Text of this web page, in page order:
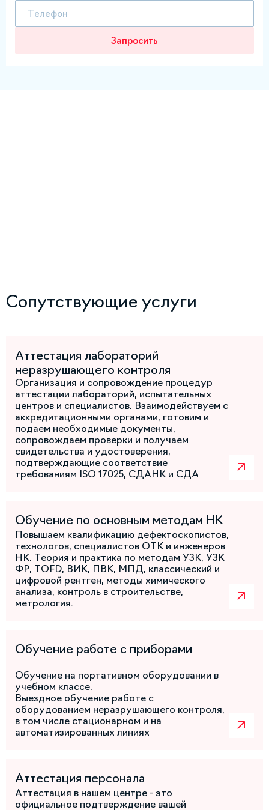
Запросить
Сопутствующие услуги
Аттестация лабораторий
неразрушающего контроля
Организация и сопровождение процедур
аттестации лабораторий, испытательных
центров и специалистов. Взаимодействуем с
аккредитационными органами, готовим и
подаем необходимые документы,
сопровождаем проверки и получаем
свидетельства и удостоверения,
подтверждающие соответствие
требованиям ISO 17025, СДАНК и СДА
Обучение по основным методам НК
Повышаем квалификацию дефектоскопистов,
технологов, специалистов ОТК и инженеров
НК. Теория и практика по методам УЗК, УЗК
ФР, TOFD, ВИК, ПВК, МПД, классический и
цифровой рентген, методы химического
анализа, контроль в строительстве,
метрология.
Обучение работе с приборами
Обучение на портативном оборудовании в
учебном классе.
Выездное обучение работе с
оборудованием неразрушающего контроля,
в том числе стационарном и на
автоматизированных линиях
Аттестация персонала
Аттестация в нашем центре - это
официальное подтверждение вашей